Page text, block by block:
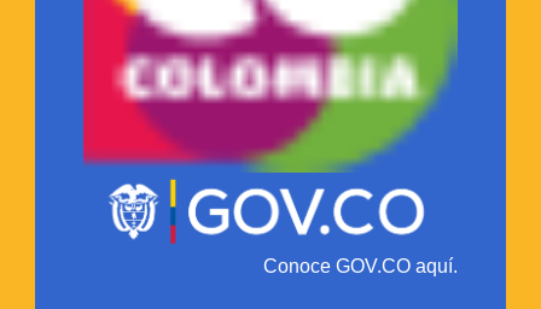
Conoce GOV.CO aquí.